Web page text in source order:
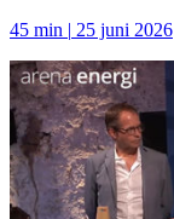
45 min | 25 juni 2026